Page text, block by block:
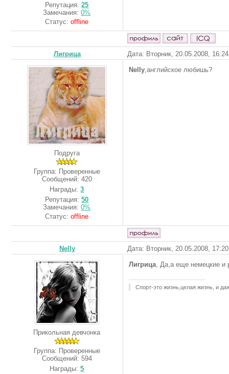
Репутация:25
Замечания:0%
Статус:offline
Лигрица Дата: Вторник, 20.05.2008,
Подруга
Группа: Проверенные
Сообщений: 420
Награды:3
Репутация:50
Замечания:0%
Статус:offline
Nelly,английское любишь?
Nelly Дата: Вторник, 20.05.2008,
Прикольная девчонка
Группа: Проверенные
Сообщений: 594
Награды:5
Лигрица, Да,а еще немецкие и
Спорт-это жизнь,целая жизнь, и